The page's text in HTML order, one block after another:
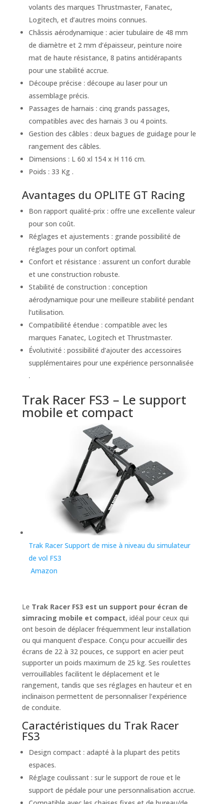
volants des marques Thrustmaster, Fanatec,
Logitech, et d’autres moins connues.
Châssis aérodynamique : acier tubulaire de 48 mm
de diamètre et 2 mm d’épaisseur, peinture noire
mat de haute résistance, 8 patins antidérapants
pour une stabilité accrue.
Découpe précise : découpe au laser pour un
assemblage précis.
Passages de harnais : cinq grands passages,
compatibles avec des harnais 3 ou 4 points.
Gestion des câbles : deux bagues de guidage pour le
rangement des câbles.
Dimensions : L 60 xl 154 x H 116 cm.
Poids : 33 Kg​ ​.
Avantages du OPLITE GT Racing
Bon rapport qualité-prix : offre une excellente valeur
pour son coût.
Réglages et ajustements : grande possibilité de
réglages pour un confort optimal.
Confort et résistance : assurent un confort durable
et une construction robuste.
Stabilité de construction : conception
aérodynamique pour une meilleure stabilité pendant
l’utilisation.
Compatibilité étendue : compatible avec les
marques Fanatec, Logitech et Thrustmaster.
Évolutivité : possibilité d’ajouter des accessoires
supplémentaires pour une expérience personnalisée​ ​
.
Trak Racer FS3 – Le support
mobile et compact
Trak Racer Support de mise à niveau du simulateur
de vol FS3
Amazon
Le Trak Racer FS3 est un support pour écran de
simracing mobile et compact, idéal pour ceux qui
ont besoin de déplacer fréquemment leur installation
ou qui manquent d’espace. Conçu pour accueillir des
écrans de 22 à 32 pouces, ce support en acier peut
supporter un poids maximum de 25 kg. Ses roulettes
verrouillables facilitent le déplacement et le
rangement, tandis que ses réglages en hauteur et en
inclinaison permettent de personnaliser l’expérience
de conduite.
Caractéristiques du Trak Racer
FS3
Design compact : adapté à la plupart des petits
espaces.
Réglage coulissant : sur le support de roue et le
support de pédale pour une personnalisation accrue.